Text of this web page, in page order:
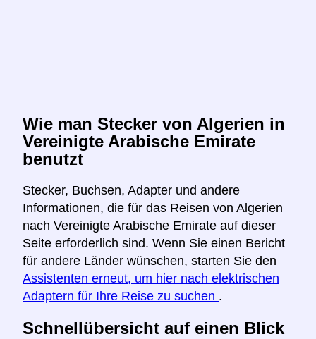
Wie man Stecker von Algerien in
Vereinigte Arabische Emirate
benutzt
Stecker, Buchsen, Adapter und andere
Informationen, die für das Reisen von Algerien
nach Vereinigte Arabische Emirate auf dieser
Seite erforderlich sind. Wenn Sie einen Bericht
für andere Länder wünschen, starten Sie den
Assistenten erneut, um hier nach elektrischen
Adaptern für Ihre Reise zu suchen .
Schnellübersicht auf einen Blick